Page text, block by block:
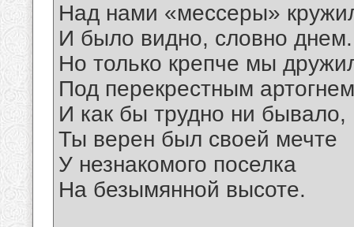
Над нами «мессеры»
И было видно, словно
Но только крепче мы
Под перекрестным
И как бы трудно ни бывало,
Ты верен был своей мечте
У незнакомого поселка
На безымянной высоте.